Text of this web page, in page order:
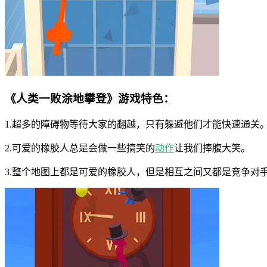
《人类一败涂地攀登》游戏特色：
1.超多的障碍物等待大家的翻越，只有躲避他们才能快速通关
2.可爱的橡胶人总是会做一些搞笑的动作让我们捧腹大笑。
3.整个地图上都是可爱的橡胶人，但是相互之间又都是竞争对